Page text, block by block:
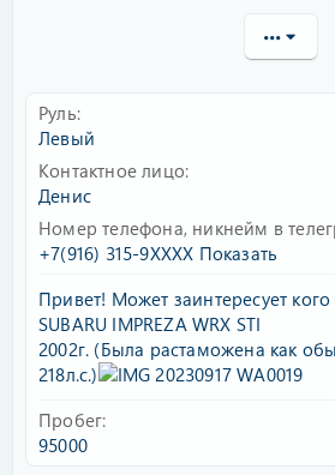
•••
Руль
Левый
Контактное лицо
Денис
Номер телефона, никнейм в
+7(916) 315-9XXXX Показать
Привет! Может заинтересует
SUBARU IMPREZA WRX STI
2002г. (Была растаможена как
218л.с.)
Пробег
95000